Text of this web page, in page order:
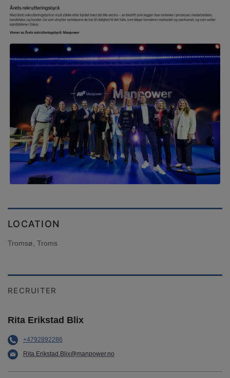
LOCATION
Tromsø, Troms
RECRUITER
Rita Erikstad Blix
+4792892286
Rita.Erikstad.Blix@manpower.no